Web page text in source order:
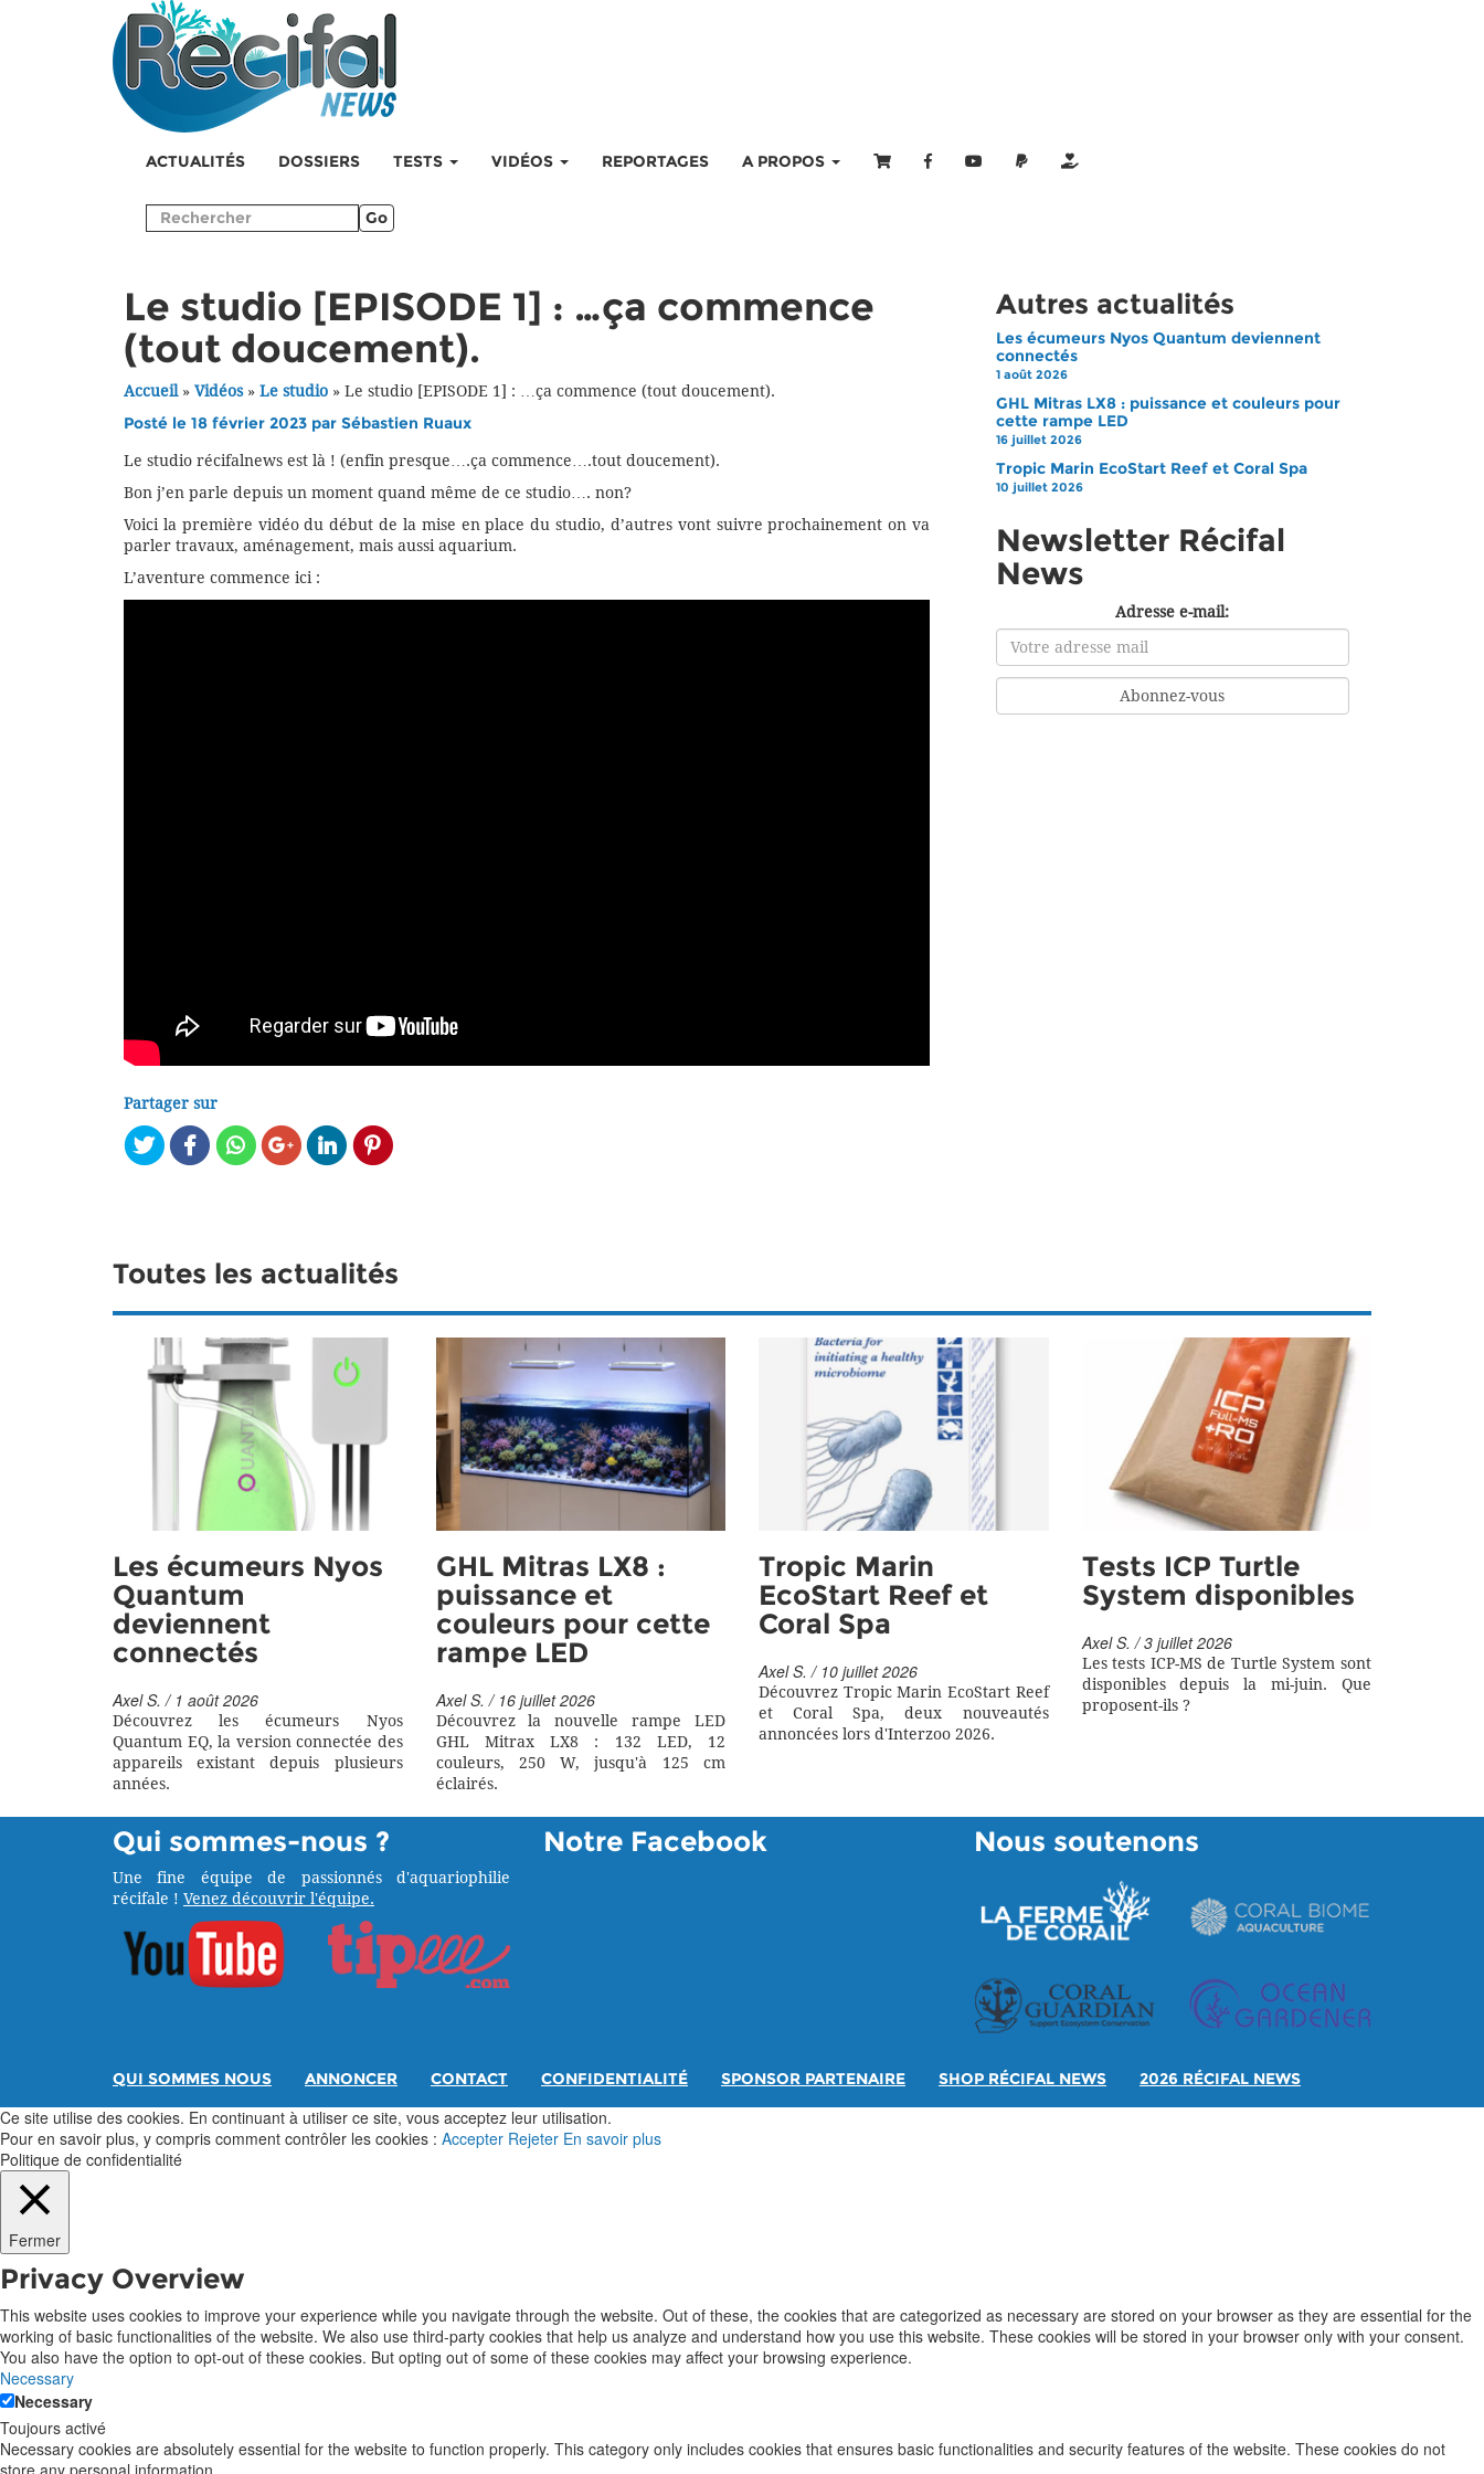
ACTUALITÉS DOSSIERS TESTS VIDÉOS REPORTAGES A PROPOS
Go
Le studio [EPISODE 1] : …ça commence
(tout doucement).
Accueil» Vidéos» Le studio » Le studio [EPISODE 1] : …ça commence (tout doucement).
Posté le 18 février 2023 par Sébastien Ruaux
Le studio récifalnews est là ! (enfin presque….ça commence….tout doucement).
Bon j’en parle depuis un moment quand même de ce studio…. non?
Voici la première vidéo du début de la mise en place du studio, d’autres vont suivre prochainement on va
parler travaux, aménagement, mais aussi aquarium.
L’aventure commence ici :
Partager sur
Autres actualités
Les écumeurs Nyos Quantum deviennent
connectés
1 août 2026
GHL Mitras LX8 : puissance et couleurs pour
cette rampe LED
16 juillet 2026
Tropic Marin EcoStart Reef et Coral Spa
10 juillet 2026
Newsletter Récifal
News
Adresse e-mail:
Toutes les actualités
Les écumeurs Nyos
Quantum
deviennent
connectés
Axel S. / 1 août 2026
Découvrez les écumeurs Nyos
Quantum EQ, la version connectée des
appareils existant depuis plusieurs
années.
GHL Mitras LX8 :
puissance et
couleurs pour cette
rampe LED
Axel S. / 16 juillet 2026
Découvrez la nouvelle rampe LED
GHL Mitrax LX8 : 132 LED, 12
couleurs, 250 W, jusqu'à 125 cm
éclairés.
Tropic Marin
EcoStart Reef et
Coral Spa
Axel S. / 10 juillet 2026
Découvrez Tropic Marin EcoStart Reef
et Coral Spa, deux nouveautés
annoncées lors d'Interzoo 2026.
Tests ICP Turtle
System disponibles
Axel S. / 3 juillet 2026
Les tests ICP-MS de Turtle System sont
disponibles depuis la mi-juin. Que
proposent-ils ?
Qui sommes-nous ?
Une fine équipe de passionnés d'aquariophilie
récifale ! Venez découvrir l'équipe.
Notre Facebook Nous soutenons
QUI SOMMES NOUS ANNONCER CONTACT CONFIDENTIALITÉ SPONSOR PARTENAIRE SHOP RÉCIFAL NEWS 2026 RÉCIFAL NEWS
Ce site utilise des cookies. En continuant à utiliser ce site, vous acceptez leur utilisation.
Pour en savoir plus, y compris comment contrôler les cookies : Accepter Rejeter En savoir plus
Politique de confidentialité
Fermer
Privacy Overview
This website uses cookies to improve your experience while you navigate through the website. Out of these, the cookies that are categorized as necessary are stored on your browser as they are essential for the
working of basic functionalities of the website. We also use third-party cookies that help us analyze and understand how you use this website. These cookies will be stored in your browser only with your consent.
You also have the option to opt-out of these cookies. But opting out of some of these cookies may affect your browsing experience.
Necessary
Necessary
Toujours activé
Necessary cookies are absolutely essential for the website to function properly. This category only includes cookies that ensures basic functionalities and security features of the website. These cookies do not